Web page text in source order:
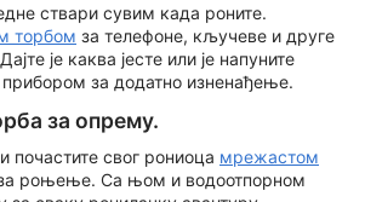
ствари сувим када роните.
торбом за телефоне, кључеве и друге
је каква јесте или је напуните
за додатно изненађење.
за опрему.
свог рониоца мрежастом
роњење. Са њом и водоотпорном